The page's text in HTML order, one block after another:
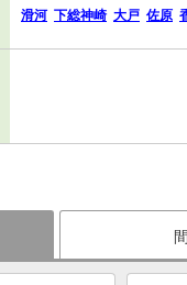
滑河 下総神崎 大戸 佐原